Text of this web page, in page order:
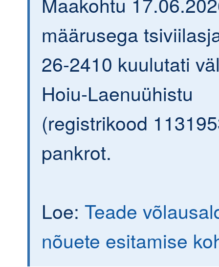
määrusega
26-2410 kuulutati
Hoiu-Laenuühistu
(registrikood
pankrot.
Loe: Teade
nõuete esitamise